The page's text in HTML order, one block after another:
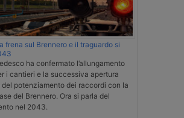
frena sul Brennero e il traguardo si
ha confermato l’allungamento
i cantieri e la successiva apertura
del potenziamento dei raccordi con la
del Brennero. Ora si parla del
nel 2043.